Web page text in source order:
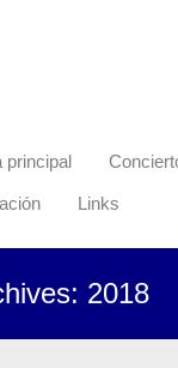
principal
Links
2018